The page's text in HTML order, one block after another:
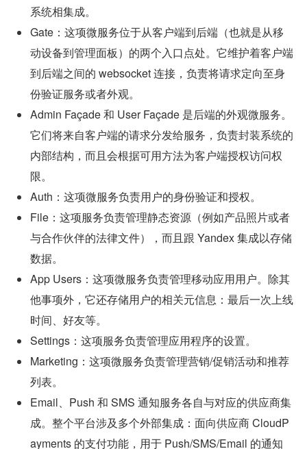
系统相集成。
Gate：这项微服务位于从客户端到后端（也就是从移
动设备到管理面板）的两个入口点处。它维护着客户端
到后端之间的 websocket 连接，负责将请求定向至身
份验证服务或者外观。
Admin Façade 和 User Façade 是后端的外观微服务。
它们将来自客户端的请求分发给服务，负责封装系统的
内部结构，而且会根据可用方法为客户端授权访问权
限。
Auth：这项微服务负责用户的身份验证和授权。
File：这项服务负责管理静态资源（例如产品照片或者
与合作伙伴的法律文件），而且跟 Yandex 集成以存储
数据。
App Users：这项微服务负责管理移动应用用户。除其
他事项外，它还存储用户的相关元信息：最后一次上线
时间、好友等。
Settings：这项服务负责管理应用程序的设置。
Marketing：这项微服务负责管理营销/促销活动和推荐
列表。
Email、Push 和 SMS 通知服务各自与对应的供应商集
成。整个平台涉及多个外部集成：面向供应商 CloudP
ayments 的支付功能，用于 Push/SMS/Email 的通知